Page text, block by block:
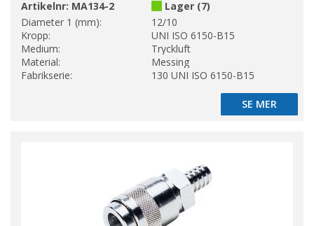
Artikelnr: MA134-2
Lager (7)
Diameter 1 (mm):
12/10
Kropp:
UNI ISO 6150-B15
Medium:
Tryckluft
Material:
Messing
Fabrikserie:
130 UNI ISO 6150-B15
SE MER
SE MER